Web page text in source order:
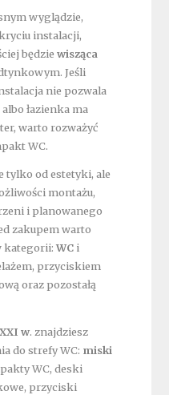
wyglądzie,
instalacji,
będzie wisząca
Jeśli
nie pozwala
łazienka ma
warto rozważyć
WC.
tylko od estetyki, ale
montażu,
i planowanego
zakupem warto
kategorii: WCi
przyciskiem
oraz pozostałą
w. znajdziesz
do strefy WC: miski
WC, deski
przyciski